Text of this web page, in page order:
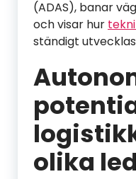
(ADAS), banar
och visar hur
ständigt
olika led